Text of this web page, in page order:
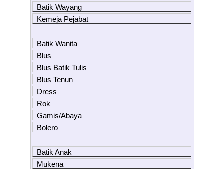
Batik Wayang
Kemeja Pejabat
Batik Wanita
Blus
Blus Batik Tulis
Blus Tenun
Dress
Rok
Gamis/Abaya
Bolero
Batik Anak
Mukena